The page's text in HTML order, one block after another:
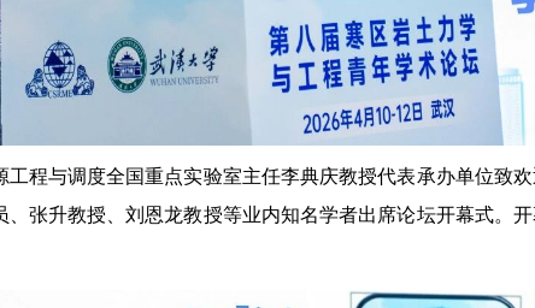
与调度全国重点实验室主任李典庆教授代表承办单位致
张升教授、刘恩龙教授等业内知名学者出席论坛开幕式。